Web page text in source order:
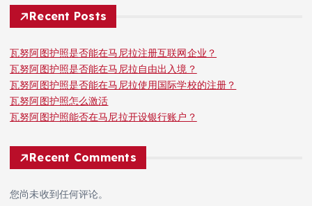
Recent Posts
瓦努阿图护照是否能在马尼拉注册互联网企业？
瓦努阿图护照是否能在马尼拉自由出入境？
瓦努阿图护照是否能在马尼拉使用国际学校的注册？
瓦努阿图护照怎么激活
瓦努阿图护照能否在马尼拉开设银行账户？
Recent Comments
您尚未收到任何评论。